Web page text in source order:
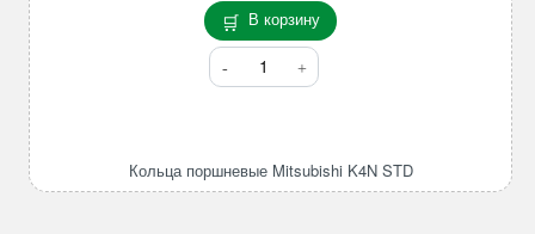
В корзину
Количество
товара
K4N
Кольца поршневые Mitsubishi K4N STD